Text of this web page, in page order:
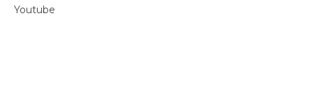
Youtube